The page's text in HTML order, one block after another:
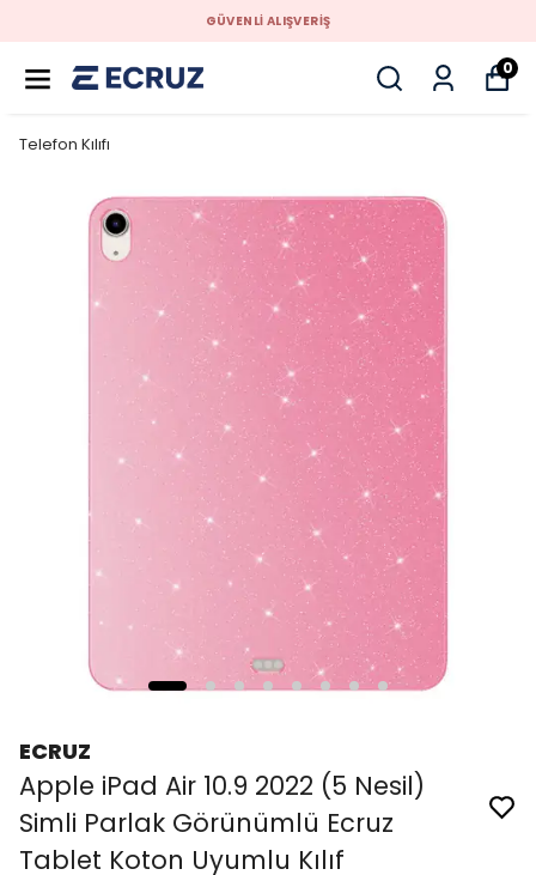
GÜVENLİ ALIŞVERİŞ
0
Telefon Kılıfı
ECRUZ
Apple iPad Air 10.9 2022 (5 Nesil)
Simli Parlak Görünümlü Ecruz
Tablet Koton Uyumlu Kılıf